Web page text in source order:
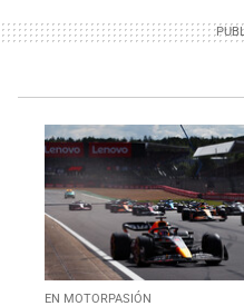
EN MOTORPASIÓN